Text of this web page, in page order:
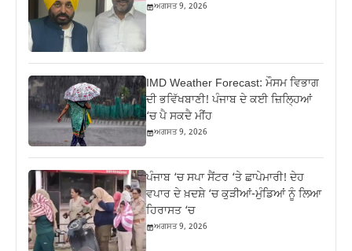
ਅਗਸਤ 9, 2026
IMD Weather Forecast: ਮੌਸਮ ਵਿਭਾਗ
ਦੀ ਭਵਿੱਖਬਾਣੀ! ਪੰਜਾਬ ਦੇ ਕਈ ਜ਼ਿਲ੍ਹਿਆਂ
‘ਚ ਪੈ ਸਕਦੈ ਮੀਂਹ
ਅਗਸਤ 9, 2026
ਪੰਜਾਬ ‘ਚ ਸਪਾ ਸੈਂਟਰ ‘ਤੇ ਛਾਪੇਮਾਰੀ! ਦੇਹ
ਵਪਾਰ ਦੇ ਖ਼ਦਸ਼ੇ ‘ਚ ਕੁੜੀਆਂ-ਮੁੰਡਿਆਂ ਨੂੰ ਲਿਆ
ਹਿਰਾਸਤ ‘ਚ
ਅਗਸਤ 9, 2026